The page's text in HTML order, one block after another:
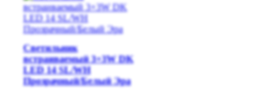
Светильник
встраиваемый 3+3W DK
LED 14 SL/WH
Прозрачный/Белый Эра